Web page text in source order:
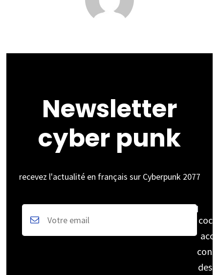
Newsletter
cyber punk
recevez l'actualité en français sur Cyberpunk 2077
des